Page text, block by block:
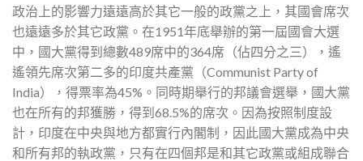
政治上的影響力遠遠高於其它一般的政黨之上，其國會席次
也遠遠多於其它政黨。在1951年底舉辦的第一屆國會大選
中，國大黨得到總數489席中的364席（佔四分之三），遙
遙領先席次第二多的印度共產黨（Communist Party of
India），得票率為45%。同時期舉行的邦議會選舉，國大黨
也在所有的邦獲勝，得到68.5%的席次。因為按照制度設
計，印度在中央與地方都實行內閣制，因此國大黨成為中央
和所有邦的執政黨，只有在四個邦是和其它政黨或組成聯合